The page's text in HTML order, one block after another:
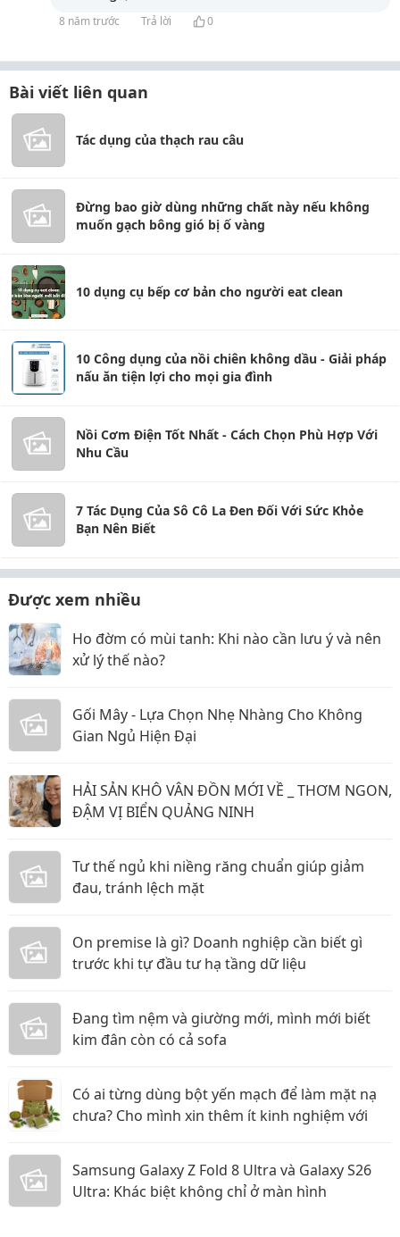
8 năm trước Trả lời 0
Bài viết liên quan
Tác dụng của thạch rau câu
Đừng bao giờ dùng những chất này nếu không
muốn gạch bông gió bị ố vàng
10 dụng cụ bếp cơ bản cho người eat clean
10 Công dụng của nồi chiên không dầu - Giải pháp
nấu ăn tiện lợi cho mọi gia đình
Nồi Cơm Điện Tốt Nhất - Cách Chọn Phù Hợp Với
Nhu Cầu
7 Tác Dụng Của Sô Cô La Đen Đối Với Sức Khỏe
Bạn Nên Biết
Được xem nhiều
Ho đờm có mùi tanh: Khi nào cần lưu ý và nên
xử lý thế nào?
Gối Mây - Lựa Chọn Nhẹ Nhàng Cho Không
Gian Ngủ Hiện Đại
HẢI SẢN KHÔ VÂN ĐỒN MỚI VỀ _ THƠM NGON,
ĐẬM VỊ BIỂN QUẢNG NINH
Tư thế ngủ khi niềng răng chuẩn giúp giảm
đau, tránh lệch mặt
On premise là gì? Doanh nghiệp cần biết gì
trước khi tự đầu tư hạ tầng dữ liệu
Đang tìm nệm và giường mới, mình mới biết
kim đân còn có cả sofa
Có ai từng dùng bột yến mạch để làm mặt nạ
chưa? Cho mình xin thêm ít kinh nghiệm với
Samsung Galaxy Z Fold 8 Ultra và Galaxy S26
Ultra: Khác biệt không chỉ ở màn hình